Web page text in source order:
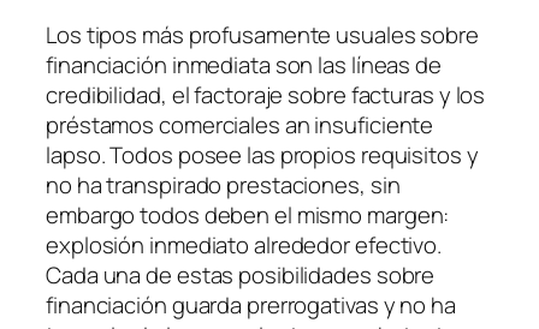
Los tipos más profusamente usuales sobre
financiación inmediata son las líneas de
credibilidad, el factoraje sobre facturas y los
préstamos comerciales an insuficiente
lapso. Todos posee las propios requisitos y
no ha transpirado prestaciones, sin
embargo todos deben el mismo margen:
explosión inmediato alrededor efectivo.
Cada una de estas posibilidades sobre
financiación guarda prerrogativas y no ha